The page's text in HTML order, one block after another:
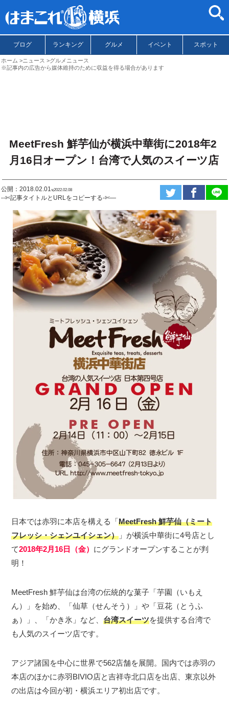
ブログ ランキング グルメ イベント スポット
ホーム ニュース
グルメニュース
※記事内の広告から媒体維持のために収益を得る場合があります
MeetFresh 鮮芋仙が横浜中華街に2018年2
月16日オープン！台湾で人気のスイーツ店
公開：2018.02.01ಇ2022.02.08
--✄記事タイトルとURLをコピーする-✄—
日本では赤羽に本店を構える「MeetFresh 鮮芋仙（ミート
フレッシ・シェンユイシェン） 」が横浜中華街に4号店とし
て2018年2月16日（金） にグランドオープンすることが判
明！
MeetFresh 鮮芋仙は台湾の伝統的な菓子「芋園（いもえ
ん）」を始め、「仙草（せんそう）」や「豆花（とうふ
ぁ）」、「かき氷」など、台湾スイーツを提供する台湾で
も人気のスイーツ店です。
アジア諸国を中心に世界で562店舗を展開。国内では赤羽の
本店のほかに赤羽BIVIO店と吉祥寺北口店を出店、東京以外
の出店は今回が初・横浜エリア初出店です。